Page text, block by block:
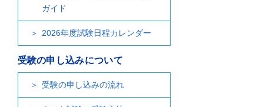
ガイド
2026年度試験日程カレンダー
受験の申し込みについて
受験の申し込みの流れ